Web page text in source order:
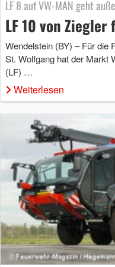
LF 8 auf VW-MAN geht
LF 10 von
Wendelstein (BY) – Für die
St. Wolfgang hat der Markt
(LF) …
Weiterlesen